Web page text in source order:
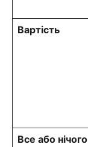
Вартість
Все або нічого